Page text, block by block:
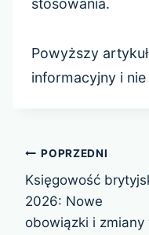
stosowania.
Powyższy
informacyjny i
Nawigacja
wpisu
POPRZEDNI
Księgowość
2026: Nowe
obowiązki i zmiany